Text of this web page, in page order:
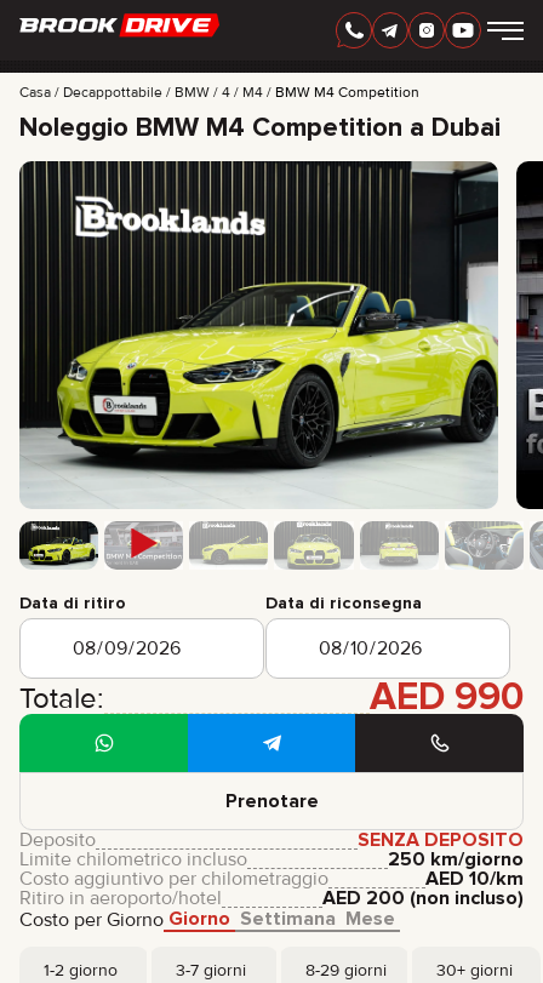
AED
MARCHI
PERIODO DI NOLEGGIO
MIGLIORI OFFERTE
COLLABORAZIONE
NOLEGGIA E DIVENTA TUO
info@brook-drive.rent
+ 971 52 193 88 88
+ 7 925 283 88 88
Casa Decappottabile BMW 4 M4 BMW M4 Competition
Noleggio BMW M4 Competition a Dubai
Data di ritiro Data di riconsegna
Totale: AED 990
Prenotare
Costo per Giorno Giorno Settimana Mese
1-2 giorno 3-7 giorni 8-29 giorni 30+ giorni
Deposito
SENZA DEPOSITO
Limite chilometrico incluso
250 km/giorno
Costo aggiuntivo per chilometraggio
AED 10/km
Ritiro in aeroporto/hotel
AED 200 (non incluso)